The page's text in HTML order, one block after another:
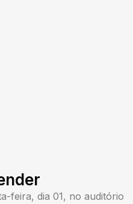
feira, dia 01, no auditório